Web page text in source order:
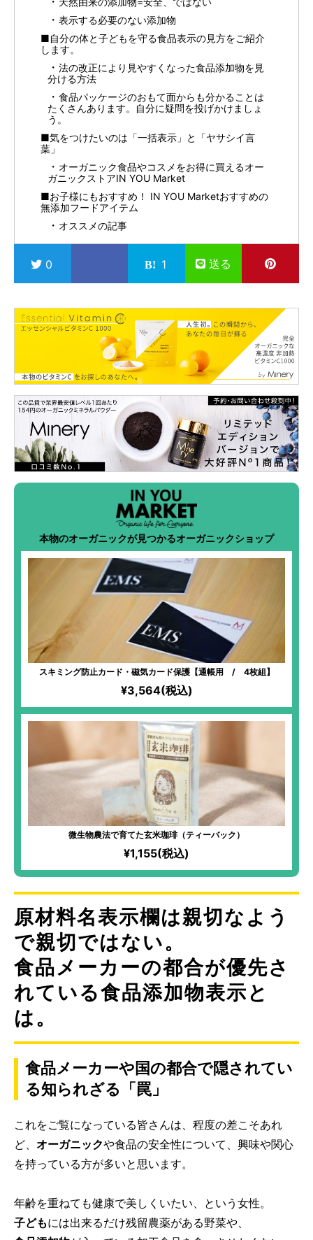
表示する必要のない添加物
■自分の体と子どもを守る食品表示の見方をご紹介
します。
法の改正により見やすくなった食品添加物を見
分ける方法
食品パッケージのおもて面からも分かることは
たくさんあります。自分に疑問を投げかけましょ
う。
■気をつけたいのは「一括表示」と「ヤサシイ言
葉」
オーガニック食品やコスメをお得に買えるオー
ガニックストアIN YOU Market
■お子様にもおすすめ！ IN YOU Marketおすすめの
無添加フードアイテム
オススメの記事
0 1 送る
本物のオーガニックが見つかるオーガニックショップ
スキミング防止カード・磁気カード保護【通帳用 / 4枚組】
¥3,564(税込)
微生物農法で育てた玄米珈琲（ティーバック）
¥1,155(税込)
原材料名表示欄は親切なよう
で親切ではない。
食品メーカーの都合が優先さ
れている食品添加物表示と
は。
食品メーカーや国の都合で隠されてい
る知られざる「罠」
これをご覧になっている皆さんは、程度の差こそあれ
ど、 オーガニックや食品の安全性について、興味や関心
を持っている方が多いと思います。
年齢を重ねても健康で美しくいたい、という女性。
子どもには出来るだけ残留農薬がある野菜や、